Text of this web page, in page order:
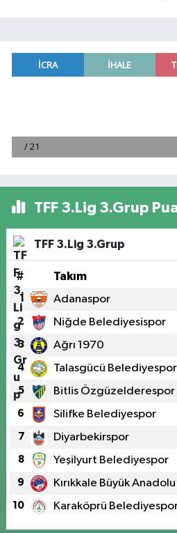
TFF 3.Lig 3.Grup
TFF 3.Lig 3.Grup
# Takım
1 Adanaspor
2 Niğde Belediyesispor
3 Ağrı 1970
4 Talasgücü Belediyespor
5 Bitlis Özgüzelderespor
6 Silifke Belediyespor
7 Diyarbekirspor
8 Yeşilyurt Belediyespor
9 Kırıkkale Büyük Anadolu
10 Karaköprü